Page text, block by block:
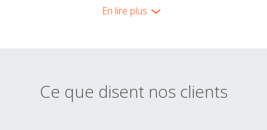
En lire plus
Ce que disent nos clients